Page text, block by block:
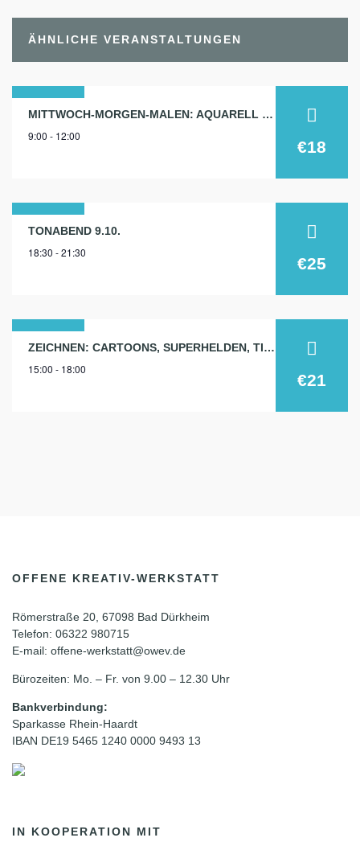
ÄHNLICHE VERANSTALTUNGEN
16
sep.
MITTWOCH-MORGEN-MALEN: AQUARELL 16.9.
9:00 - 12:00
€18
09
okt.
TONABEND 9.10.
18:30 - 21:30
€25
13
dez.
ZEICHNEN: CARTOONS, SUPERHELDEN, TIERE…
15:00 - 18:00
€21
OFFENE KREATIV-WERKSTATT
Römerstraße 20, 67098 Bad Dürkheim
Telefon: 06322 980715
E-mail: offene-werkstatt@owev.de
Bürozeiten: Mo. – Fr. von 9.00 – 12.30 Uhr
Bankverbindung:
Sparkasse Rhein-Haardt
IBAN DE19 5465 1240 0000 9493 13
IN KOOPERATION MIT